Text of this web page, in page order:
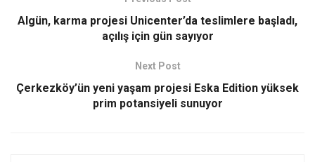
Algün, karma projesi Unicenter’da teslimlere başladı,
açılış için gün sayıyor
Next Post
Çerkezköy’ün yeni yaşam projesi Eska Edition yüksek
prim potansiyeli sunuyor